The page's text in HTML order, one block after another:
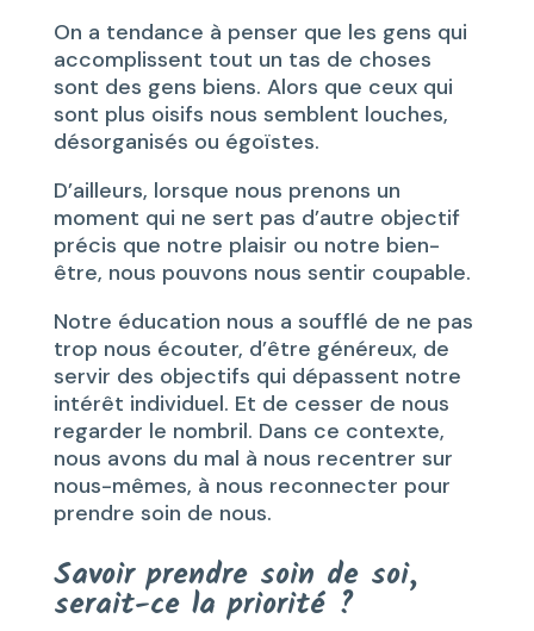
On a tendance à penser que les gens qui
accomplissent tout un tas de choses
sont des gens biens. Alors que ceux qui
sont plus oisifs nous semblent louches,
désorganisés ou égoïstes.
D’ailleurs, lorsque nous prenons un
moment qui ne sert pas d’autre objectif
précis que notre plaisir ou notre bien-
être, nous pouvons nous sentir coupable.
Notre éducation nous a soufflé de ne pas
trop nous écouter, d’être généreux, de
servir des objectifs qui dépassent notre
intérêt individuel. Et de cesser de nous
regarder le nombril. Dans ce contexte,
nous avons du mal à nous recentrer sur
nous-mêmes, à nous reconnecter pour
prendre soin de nous.
Savoir prendre soin de soi,
serait-ce la priorité ?